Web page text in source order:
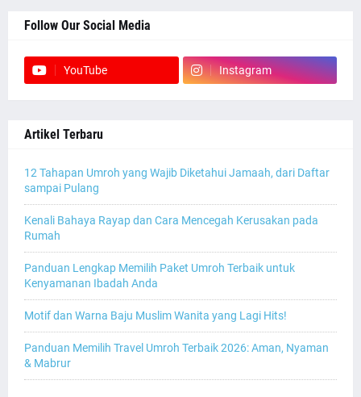
Follow Our Social Media
YouTube Instagram
Artikel Terbaru
12 Tahapan Umroh yang Wajib Diketahui Jamaah, dari Daftar
sampai Pulang
Kenali Bahaya Rayap dan Cara Mencegah Kerusakan pada
Rumah
Panduan Lengkap Memilih Paket Umroh Terbaik untuk
Kenyamanan Ibadah Anda
Motif dan Warna Baju Muslim Wanita yang Lagi Hits!
Panduan Memilih Travel Umroh Terbaik 2026: Aman, Nyaman
& Mabrur